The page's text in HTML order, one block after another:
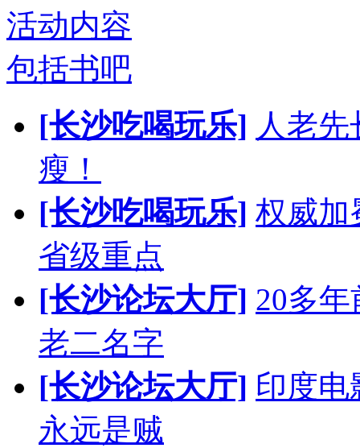
活动内容
包括书吧
[长沙吃喝玩乐] 人老
瘦！
[长沙吃喝玩乐] 权威加
省级重点
[长沙论坛大厅] 20多
老二名字
[长沙论坛大厅] 印度电
永远是贼